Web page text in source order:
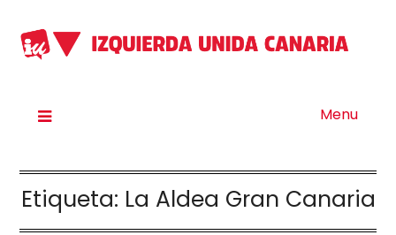
Menu
Etiqueta: La Aldea Gran Canaria